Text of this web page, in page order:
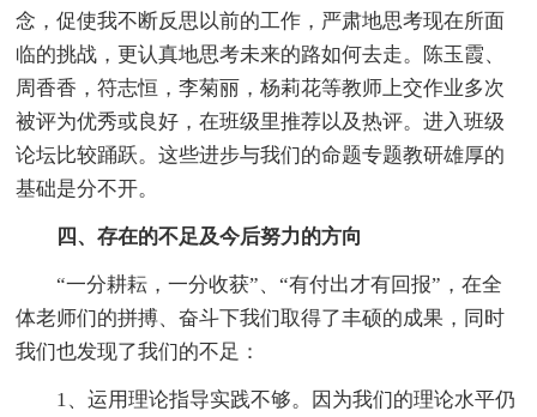
念，促使我不断反思以前的工作，严肃地思考现在所面
临的挑战，更认真地思考未来的路如何去走。陈玉霞、
周香香，符志恒，李菊丽，杨莉花等教师上交作业多次
被评为优秀或良好，在班级里推荐以及热评。进入班级
论坛比较踊跃。这些进步与我们的命题专题教研雄厚的
基础是分不开。
四、存在的不足及今后努力的方向
“一分耕耘，一分收获”、“有付出才有回报”，在全
体老师们的拼搏、奋斗下我们取得了丰硕的成果，同时
我们也发现了我们的不足：
1、运用理论指导实践不够。因为我们的理论水平仍